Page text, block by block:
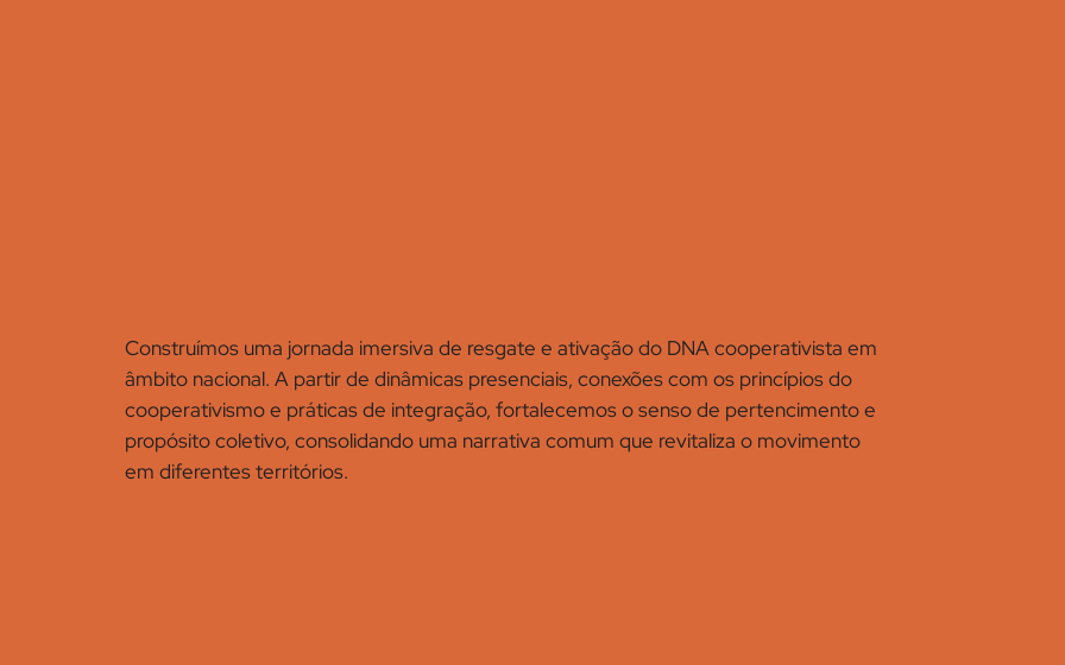
Construímos uma jornada imersiva de resgate e ativação do DNA cooperativista em
âmbito nacional. A partir de dinâmicas presenciais, conexões com os princípios do
cooperativismo e práticas de integração, fortalecemos o senso de pertencimento e
propósito coletivo, consolidando uma narrativa comum que revitaliza o movimento
em diferentes territórios.